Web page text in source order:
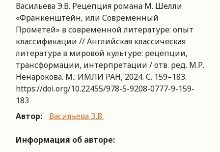
Васильева Э.В. Рецепция романа М. Шелли
«Франкенштейн, или Современный
Прометей» в современной литературе: опыт
классификации // Английская классическая
литература в мировой культуре: рецепции,
трансформации, интерпретации / отв. ред. М.Р.
Ненарокова. М.: ИМЛИ РАН, 2024. С. 159–183.
https://doi.org/10.22455/978-5-9208-0777-9-159-
183
Автор:
Васильева Э.В.
Информация об авторе: